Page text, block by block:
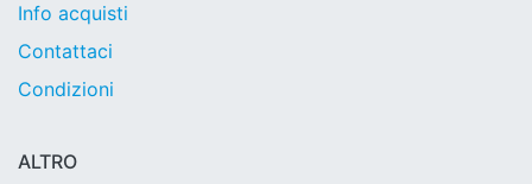
Info acquisti
Contattaci
Condizioni
ALTRO